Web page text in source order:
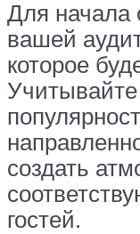
Для начала
вашей
которое
создать
гостей.